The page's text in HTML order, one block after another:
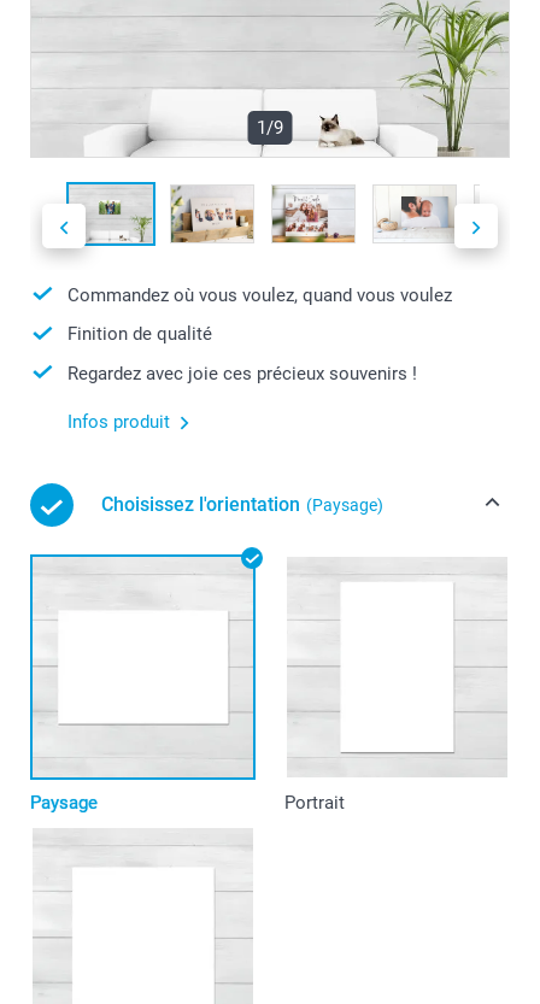
1/9
Commandez où vous voulez, quand vous voulez
Finition de qualité
Regardez avec joie ces précieux souvenirs !
Infos produit
Choisissez l'orientation (Paysage)
Paysage Portrait